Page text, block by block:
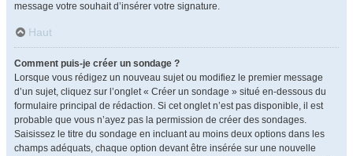
message votre souhait d’insérer votre signature.
Haut
Comment puis-je créer un sondage ?
Lorsque vous rédigez un nouveau sujet ou modifiez le premier message
d’un sujet, cliquez sur l’onglet « Créer un sondage » situé en-dessous du
formulaire principal de rédaction. Si cet onglet n’est pas disponible, il est
probable que vous n’ayez pas la permission de créer des sondages.
Saisissez le titre du sondage en incluant au moins deux options dans les
champs adéquats, chaque option devant être insérée sur une nouvelle